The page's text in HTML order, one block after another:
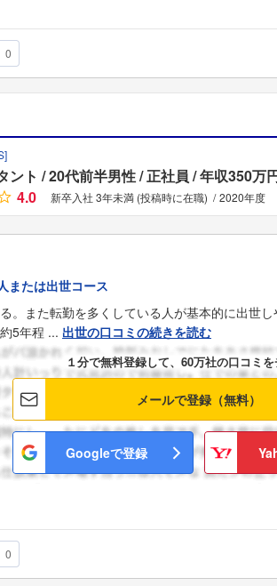
0
]
ント 20代前半男性 正社員 年収350万
4.0
新卒入社 3年未満 (投稿時に在職) 2020年度
または出世コース
。また転勤を多くしている人が基本的に出世
5年程 ... 出世の口コミの続きを読む
１分で無料登録して、60万社の口コミを
メールで登録（無料）
Googleで登録
0